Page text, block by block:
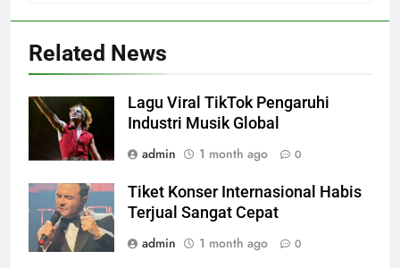
Related News
Lagu Viral TikTok Pengaruhi
Industri Musik Global
admin
1 month ago 0
Tiket Konser Internasional Habis
Terjual Sangat Cepat
admin
1 month ago 0